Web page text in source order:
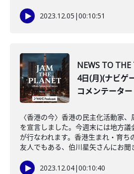
2023.12.05 |00:10:51
NEWS TO
4日(月)(ナビゲ
コメンテータ
〈香港の今〉香港の民主化活動家
を宣言しました。今週末には地方
が行なわれます。香港生まれ・育ち
友人でもある、伯川星矢さんにお聞
2023.12.04|00:10:40